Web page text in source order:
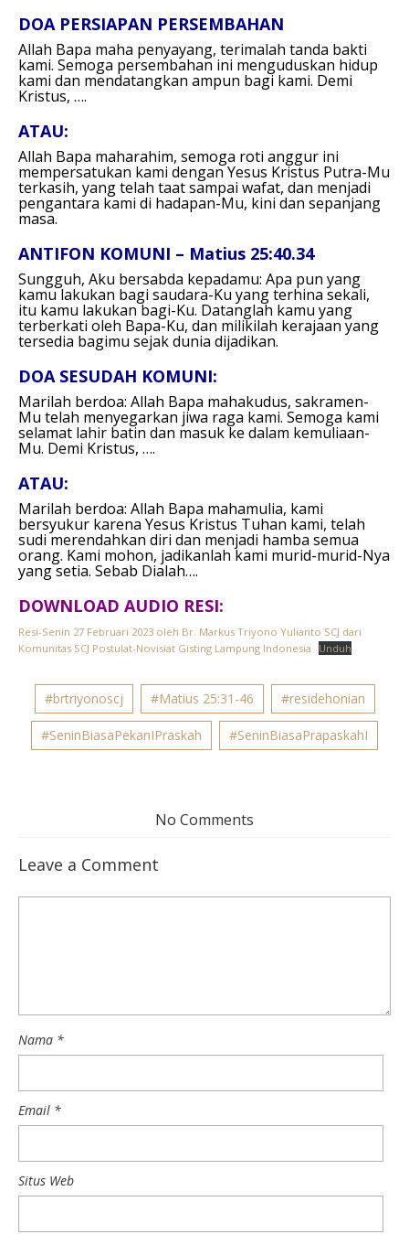
DOA PERSIAPAN PERSEMBAHAN
Allah Bapa maha penyayang, terimalah tanda bakti
kami. Semoga persembahan ini menguduskan hidup
kami dan mendatangkan ampun bagi kami. Demi
Kristus, ….
ATAU:
Allah Bapa maharahim, semoga roti anggur ini
mempersatukan kami dengan Yesus Kristus Putra-Mu
terkasih, yang telah taat sampai wafat, dan menjadi
pengantara kami di hadapan-Mu, kini dan sepanjang
masa.
ANTIFON KOMUNI – Matius 25:40.34
Sungguh, Aku bersabda kepadamu: Apa pun yang
kamu lakukan bagi saudara-Ku yang terhina sekali,
itu kamu lakukan bagi-Ku. Datanglah kamu yang
terberkati oleh Bapa-Ku, dan milikilah kerajaan yang
tersedia bagimu sejak dunia dijadikan.
DOA SESUDAH KOMUNI:
Marilah berdoa: Allah Bapa mahakudus, sakramen-
Mu telah menyegarkan jiwa raga kami. Semoga kami
selamat lahir batin dan masuk ke dalam kemuliaan-
Mu. Demi Kristus, ….
ATAU:
Marilah berdoa: Allah Bapa mahamulia, kami
bersyukur karena Yesus Kristus Tuhan kami, telah
sudi merendahkan diri dan menjadi hamba semua
orang. Kami mohon, jadikanlah kami murid-murid-Nya
yang setia. Sebab Dialah….
DOWNLOAD AUDIO RESI:
Resi-Senin 27 Februari 2023 oleh Br. Markus Triyono Yulianto SCJ dari
Komunitas SCJ Postulat-Novisiat Gisting Lampung Indonesia
Unduh
#brtriyonoscj #Matius 25:31-46 #residehonian
#SeninBiasaPekanIPraskah #SeninBiasaPrapaskahI
No Comments
Leave a Comment
Nama *
Email *
Situs Web